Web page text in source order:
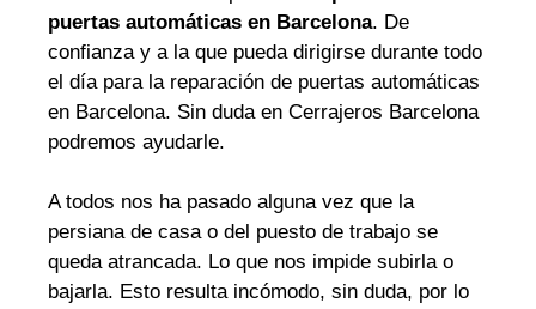
puertas automáticas en Barcelona. De
confianza y a la que pueda dirigirse durante todo
el día para la reparación de puertas automáticas
en Barcelona. Sin duda en Cerrajeros Barcelona
podremos ayudarle.
A todos nos ha pasado alguna vez que la
persiana de casa o del puesto de trabajo se
queda atrancada. Lo que nos impide subirla o
bajarla. Esto resulta incómodo, sin duda, por lo